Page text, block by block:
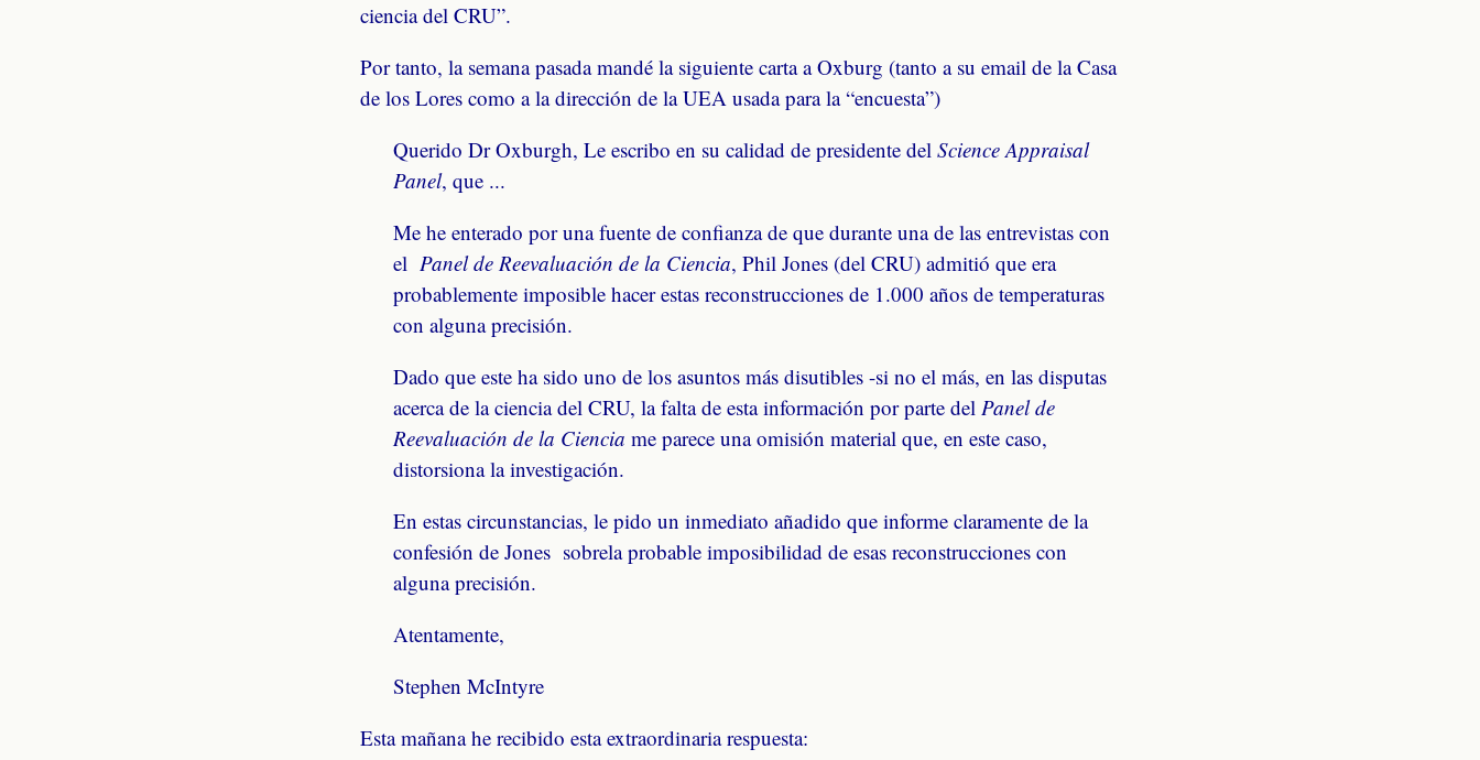
ciencia del CRU”.
Por tanto, la semana pasada mandé la siguiente carta a Oxburg (tanto a su email de la Casa
de los Lores como a la dirección de la UEA usada para la “encuesta”)
Querido Dr Oxburgh, Le escribo en su calidad de presidente del Science Appraisal
Panel, que ...
Me he enterado por una fuente de confianza de que durante una de las entrevistas con
el Panel de Reevaluación de la Ciencia, Phil Jones (del CRU) admitió que era
probablemente imposible hacer estas reconstrucciones de 1.000 años de temperaturas
con alguna precisión.
Dado que este ha sido uno de los asuntos más disutibles -si no el más, en las disputas
acerca de la ciencia del CRU, la falta de esta información por parte del Panel de
Reevaluación de la Ciencia me parece una omisión material que, en este caso,
distorsiona la investigación.
En estas circunstancias, le pido un inmediato añadido que informe claramente de la
confesión de Jones sobrela probable imposibilidad de esas reconstrucciones con
alguna precisión.
Atentamente,
Stephen McIntyre
Esta mañana he recibido esta extraordinaria respuesta: